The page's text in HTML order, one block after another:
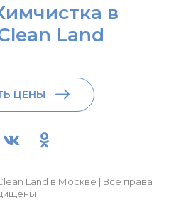
в
Land
ЦЕНЫ
Land в Москве | Все права